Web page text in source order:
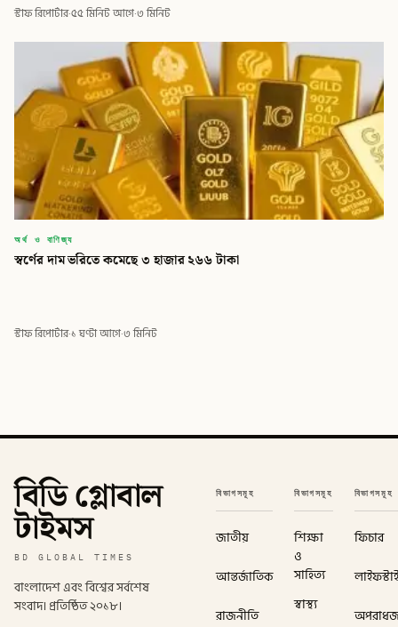
স্টাফ রিপোর্টার·৫৫ মিনিট আগে·৩ মিনিট
অর্থ ও বাণিজ্য
স্বর্ণের দাম ভরিতে কমেছে ৩ হাজার ২৬৬ টাকা
স্টাফ রিপোর্টার·১ ঘণ্টা আগে·৩ মিনিট
বিডি গ্লোবাল
টাইমস
BD GLOBAL TIMES
বাংলাদেশ এবং বিশ্বের সর্বশেষ
সংবাদ। প্রতিষ্ঠিত ২০১৮।
বিভাগসমূহ
জাতীয়
আন্তর্জাতিক
রাজনীতি
বিভাগসমূহ
শিক্ষা
ও
সাহিত্য
স্বাস্থ্য
বিভাগসমূহ
ফিচার